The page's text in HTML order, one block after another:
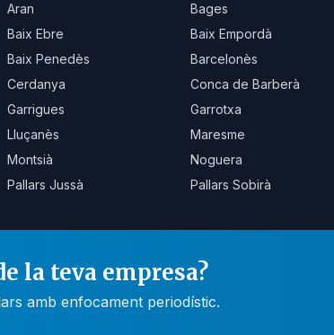
Aran
Bages
Baix Ebre
Baix Empordà
Baix Penedès
Barcelonès
Cerdanya
Conca de Barberà
Garrigues
Garrotxa
Lluçanès
Maresme
Montsià
Noguera
Pallars Jussà
Pallars Sobirà
la teva empresa?
amb enfocament periodístic.